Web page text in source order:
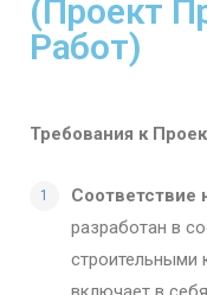
(Проект
Работ)
Требования к
Соответствие
разработан в
строительными